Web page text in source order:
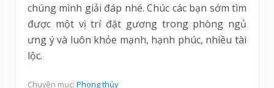
chúng mình giải đáp nhé. Chúc các bạn sớm tìm
được một vị trí đặt gương trong phòng ngủ
ưng ý và luôn khỏe mạnh, hạnh phúc, nhiều tài
lộc.
Chuyên mục: Phong thủy